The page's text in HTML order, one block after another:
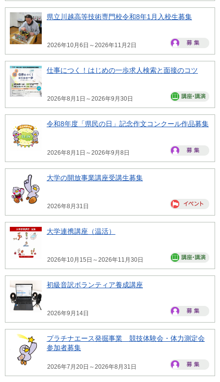
県立川越高等技術専門校令和8年1月入校生募集
2026年10月6日～2026年11月2日
仕事につく！はじめの一歩求人検索と面接のコツ
2026年8月1日～2026年9月30日
令和8年度「県民の日」記念作文コンクール作品募集
2026年8月1日～2026年9月8日
大学の開放事業講座受講生募集
2026年8月31日
大学連携講座（温活）
2026年10月15日～2026年11月30日
初級音訳ボランティア養成講座
2026年9月14日
プラチナエース発掘事業 競技体験会・体力測定会
参加者募集
2026年7月20日～2026年8月31日